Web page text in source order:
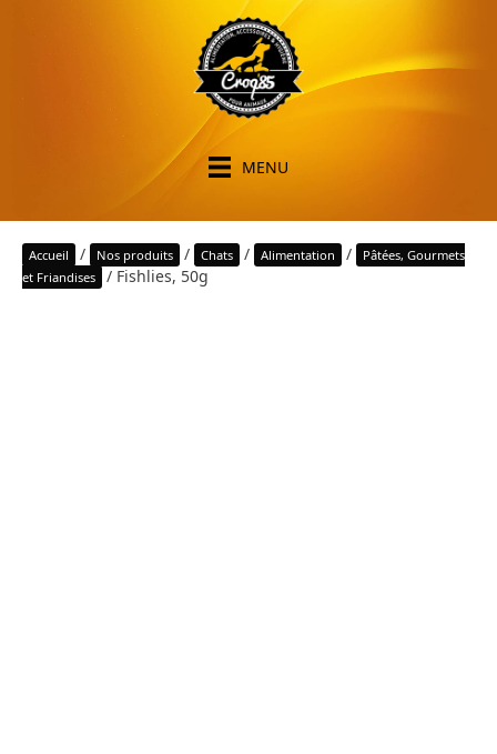
MENU
Accueil / Nos produits / Chats / Alimentation /
Pâtées, Gourmets
et Friandises
/ Fishlies, 50g